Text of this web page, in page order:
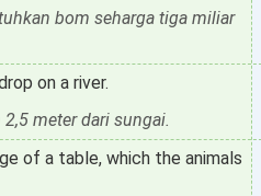
bom seharga tiga miliar
on a river.
meter dari sungai.
of a table, which the animals